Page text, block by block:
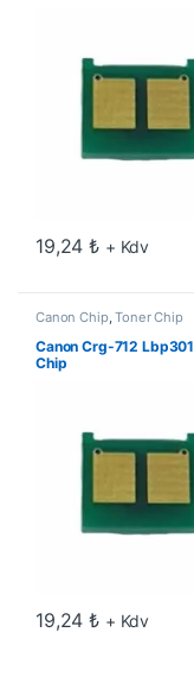
19,24₺ + Kdv
Canon Chip ,Toner Chip
Canon Crg-712
Chip
19,24₺ + Kdv